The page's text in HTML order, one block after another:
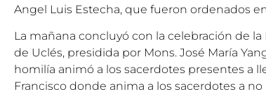
Angel Luis Estecha, que fueron ordenados
La mañana concluyó con la celebración de
de Uclés, presidida por Mons. José María
homilía animó a los sacerdotes presentes a
Francisco donde anima a los sacerdotes a